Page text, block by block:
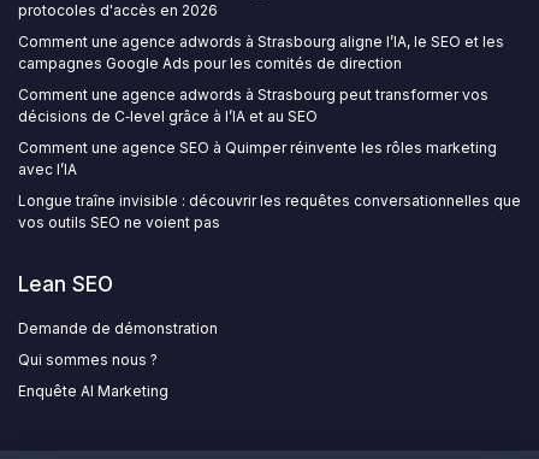
protocoles d'accès en 2026
Comment une agence adwords à Strasbourg aligne l’IA, le SEO et les
campagnes Google Ads pour les comités de direction
Comment une agence adwords à Strasbourg peut transformer vos
décisions de C‑level grâce à l’IA et au SEO
Comment une agence SEO à Quimper réinvente les rôles marketing
avec l’IA
Longue traîne invisible : découvrir les requêtes conversationnelles que
vos outils SEO ne voient pas
Lean SEO
Demande de démonstration
Qui sommes nous ?
Enquête AI Marketing